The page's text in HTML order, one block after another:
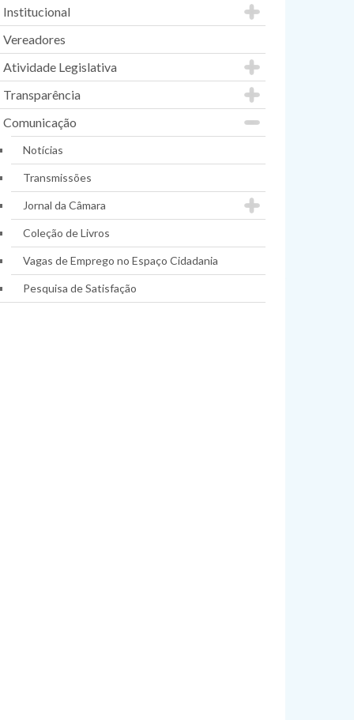
Institucional
Vereadores
Atividade Legislativa
Transparência
Comunicação
Notícias
Transmissões
Jornal da Câmara
Coleção de Livros
Vagas de Emprego no Espaço Cidadania
Pesquisa de Satisfação